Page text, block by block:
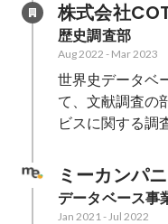
株式会社
歴史調査部
Aug 2022 - Mar 2023
世界史データベ
て、文献調査の
ビスに関する調
ミーカンパ
データベース事
Jan 2021 - Jul 2022